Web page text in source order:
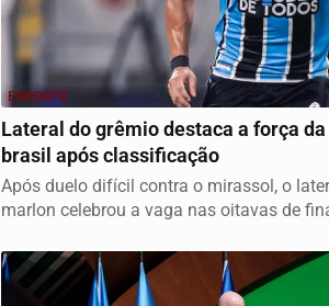
ESPORTE
Lateral do grêmio destaca a força da
brasil após classificação
Após duelo difícil contra o mirassol, o
marlon celebrou a vaga nas oitavas de